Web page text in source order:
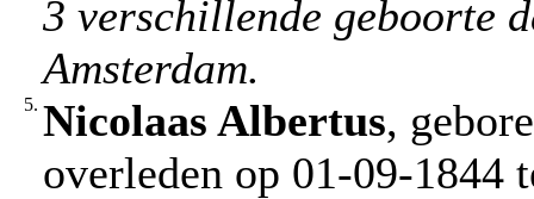
3 verschillende geboorte
Amsterdam.
5. Nicolaas Albertus,
overleden op 01-09-1844